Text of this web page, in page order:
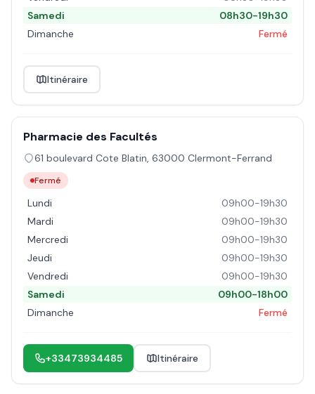
Samedi
08h30-19h30
Dimanche
Fermé
Itinéraire
Pharmacie des Facultés
61 boulevard Cote Blatin, 63000 Clermont-Ferrand
Fermé
Lundi
09h00-19h30
Mardi
09h00-19h30
Mercredi
09h00-19h30
Jeudi
09h00-19h30
Vendredi
09h00-19h30
Samedi
09h00-18h00
Dimanche
Fermé
+33473934485 Itinéraire